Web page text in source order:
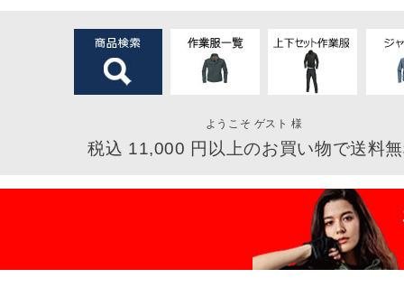
ようこそ ゲスト 様
税込 11,000 円以上のお買い物で送料